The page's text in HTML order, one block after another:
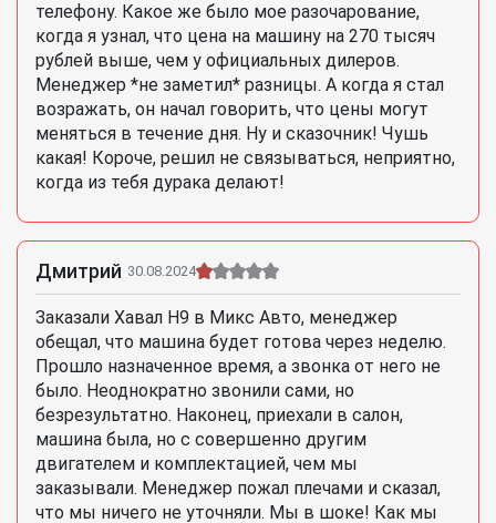
телефону. Какое же было мое разочарование,
когда я узнал, что цена на машину на 270 тысяч
рублей выше, чем у официальных дилеров.
Менеджер *не заметил* разницы. А когда я стал
возражать, он начал говорить, что цены могут
меняться в течение дня. Ну и сказочник! Чушь
какая! Короче, решил не связываться, неприятно,
когда из тебя дурака делают!
Дмитрий 30.08.2024
Заказали Хавал Н9 в Микс Авто, менеджер
обещал, что машина будет готова через неделю.
Прошло назначенное время, а звонка от него не
было. Неоднократно звонили сами, но
безрезультатно. Наконец, приехали в салон,
машина была, но с совершенно другим
двигателем и комплектацией, чем мы
заказывали. Менеджер пожал плечами и сказал,
что мы ничего не уточняли. Мы в шоке! Как мы